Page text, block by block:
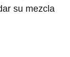
su mezcla